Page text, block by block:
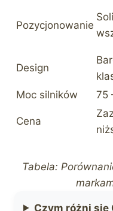
Pozycjonowanie
Design
Moc silników
75
Cena
Tabela:
Czym różni się